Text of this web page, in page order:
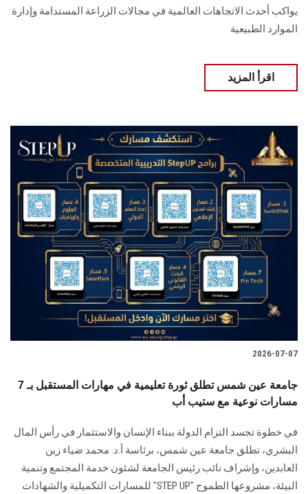
يواكب أحدث الاتجاهات العالمية في مجالات الزراعة المستدامة وإدارة
الموارد الطبيعية
اقرأ المزيد
2026-07-07
جامعة عين شمس تطلق ثورة تعليمية في مهارات المستقبل بـ 7
مسارات نوعية مع ستيب أب
في خطوة تجسد التزام الدولة ببناء الإنسان والاستثمار في رأس المال
البشري، تطلق جامعة عين شمس، برئاسة أ.د. محمد ضياء زين
العابدين، وإشراف نائب رئيس الجامعة لشئون خدمة المجتمع وتنمية
البيئة، مشروعها الطموح "STEP UP" للمسارات التكميلية والشهادات